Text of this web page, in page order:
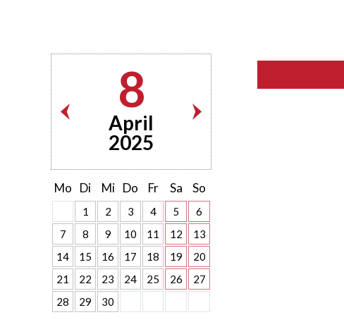
8
April
2025
Mo Di Mi Do Fr Sa So
1 2 3 4 5
6
7
8 9 10 11 12
13
14
15 16 17 18 19
20
21
22 23 24 25 26
27
28
29 30